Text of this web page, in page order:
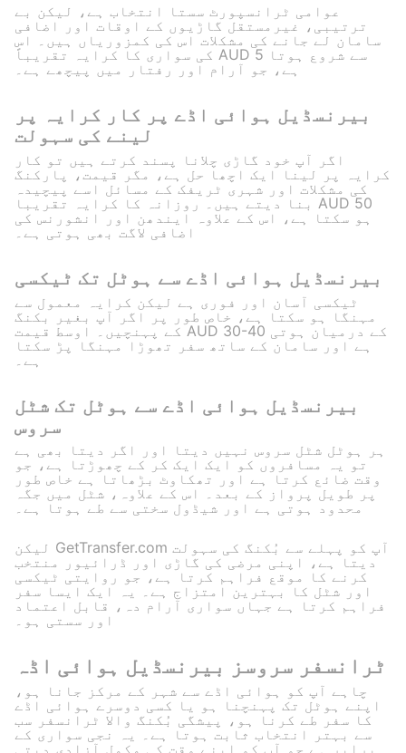
عوامی ٹرانسپورٹ سستا انتخاب ہے، لیکن بے
ترتیبی، غیرمستقل گاڑیوں کے اوقات اور اضافی
سامان لے جانے کی مشکلات اس کی کمزوریاں ہیں۔ اس
کی سواری کا کرایہ تقریباً AUD 5 سے شروع ہوتا
ہے، جو آرام اور رفتار میں پیچھے ہے۔
بیرنسڈیل ہوائی اڈے پر کار کرایہ پر
لینے کی سہولت
اگر آپ خود گاڑی چلانا پسند کرتے ہیں تو کار
کرایہ پر لینا ایک اچھا حل ہے، مگر قیمت، پارکنگ
کی مشکلات اور شہری ٹریفک کے مسائل اسے پیچیدہ
بنا دیتے ہیں۔ روزانہ کا کرایہ تقریبا AUD 50
ہو سکتا ہے، اس کے علاوہ ایندھن اور انشورنس کی
اضافی لاگت بھی ہوتی ہے۔
بیرنسڈیل ہوائی اڈے سے ہوٹل تک ٹیکسی
ٹیکسی آسان اور فوری ہے لیکن کرایہ معمول سے
مہنگا ہو سکتا ہے، خاص طور پر اگر آپ بغیر بکنگ
کے پہنچیں۔ اوسط قیمت AUD 30-40 کے درمیان ہوتی
ہے اور سامان کے ساتھ سفر تھوڑا مہنگا پڑ سکتا
ہے۔
بیرنسڈیل ہوائی اڈے سے ہوٹل تک شٹل
سروس
ہر ہوٹل شٹل سروس نہیں دیتا اور اگر دیتا بھی ہے
تو یہ مسافروں کو ایک ایک کر کے چھوڑتا ہے، جو
وقت ضائع کرتا ہے اور تھکاوٹ بڑھاتا ہے خاص طور
پر طویل پرواز کے بعد۔ اس کے علاوہ، شٹل میں جگہ
محدود ہوتی ہے اور شیڈول سختی سے طے ہوتا ہے۔
لیکن GetTransfer.com آپ کو پہلے سے بُکنگ کی سہولت
دیتا ہے، اپنی مرضی کی گاڑی اور ڈرائیور منتخب
کرنے کا موقع فراہم کرتا ہے، جو روایتی ٹیکسی
اور شٹل کا بہترین امتزاج ہے۔ یہ ایک ایسا سفر
فراہم کرتا ہے جہاں سواری آرام دہ، قابل اعتماد
اور سستی ہو۔
ٹرانسفر سروسز بیرنسڈیل ہوائی اڈہ
چاہے آپ کو ہوائی اڈے سے شہر کے مرکز جانا ہو،
اپنے ہوٹل تک پہنچنا ہو یا کسی دوسرے ہوائی اڈے
کا سفر طے کرنا ہو، پیشگی بُکنگ والا ٹرانسفر سب
سے بہتر انتخاب ثابت ہوتا ہے۔ یہ نجی سواری کے
برابر ہے جو آپ کو اپنے وقت کی مکمل آزادی دیتی